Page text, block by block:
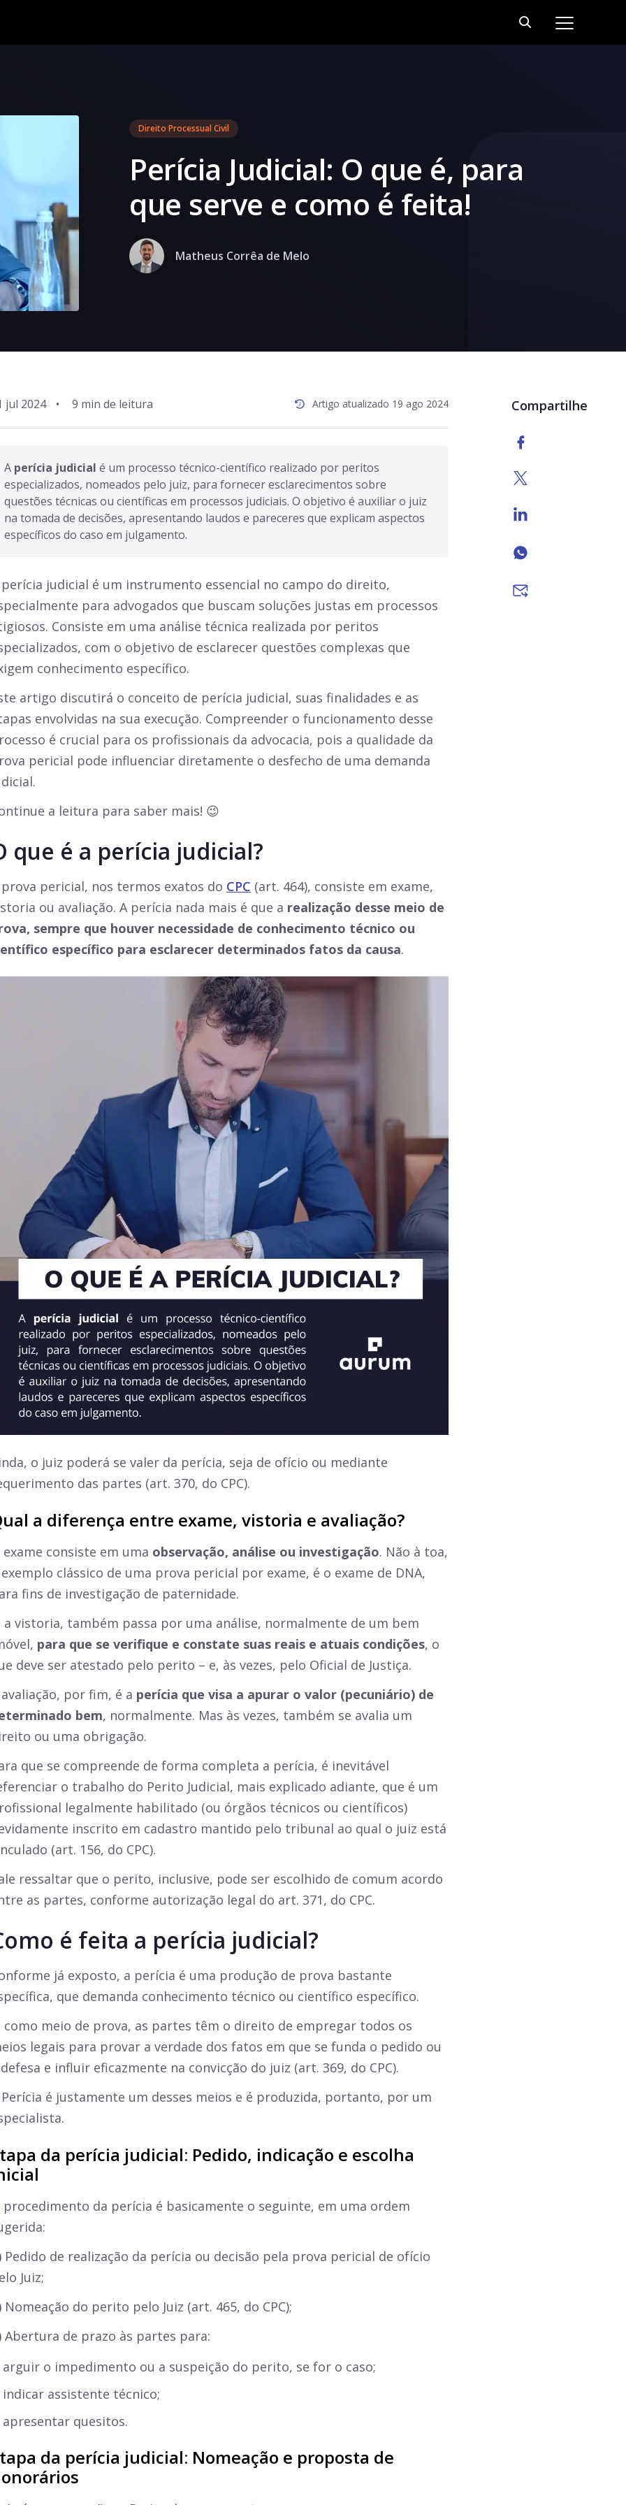
Direito Processual Civil
Perícia Judicial: O que é, para
que serve e como é feita!
Matheus Corrêa de Melo
jul 2024 • Artigo atualizado 19 ago 2024
A perícia judicial é um processo técnico-científico realizado por peritos
especializados, nomeados pelo juiz, para fornecer esclarecimentos sobre
questões técnicas ou científicas em processos judiciais. O objetivo é auxiliar o juiz
na tomada de decisões, apresentando laudos e pareceres que explicam aspectos
específicos do caso em julgamento.
perícia judicial é um instrumento essencial no campo do direito,
para advogados que buscam soluções justas em processos
Consiste em uma análise técnica realizada por peritos
com o objetivo de esclarecer questões complexas que
conhecimento específico.
artigo discutirá o conceito de perícia judicial, suas finalidades e as
envolvidas na sua execução. Compreender o funcionamento desse
é crucial para os profissionais da advocacia, pois a qualidade da
pericial pode influenciar diretamente o desfecho de uma demanda
a leitura para saber mais! 😉
que é a perícia judicial?
prova pericial, nos termos exatos do CPC (art. 464), consiste em exame,
ou avaliação. A perícia nada mais é que a realização desse meio de
sempre que houver necessidade de conhecimento técnico ou
específico para esclarecer determinados fatos da causa.
o juiz poderá se valer da perícia, seja de ofício ou mediante
das partes (art. 370, do CPC).
a diferença entre exame, vistoria e avaliação?
exame consiste em uma observação, análise ou investigação. Não à toa,
clássico de uma prova pericial por exame, é o exame de DNA,
fins de investigação de paternidade.
a vistoria, também passa por uma análise, normalmente de um bem
para que se verifique e constate suas reais e atuais condições, o
deve ser atestado pelo perito – e, às vezes, pelo Oficial de Justiça.
por fim, é a perícia que visa a apurar o valor (pecuniário) de
bem, normalmente. Mas às vezes, também se avalia um
ou uma obrigação.
que se compreende de forma completa a perícia, é inevitável
o trabalho do Perito Judicial, mais explicado adiante, que é um
legalmente habilitado (ou órgãos técnicos ou científicos)
inscrito em cadastro mantido pelo tribunal ao qual o juiz está
(art. 156, do CPC).
ressaltar que o perito, inclusive, pode ser escolhido de comum acordo
as partes, conforme autorização legal do art. 371, do CPC.
é feita a perícia judicial?
já exposto, a perícia é uma produção de prova bastante
que demanda conhecimento técnico ou científico específico.
como meio de prova, as partes têm o direito de empregar todos os
legais para provar a verdade dos fatos em que se funda o pedido ou
e influir eficazmente na convicção do juiz (art. 369, do CPC).
Perícia é justamente um desses meios e é produzida, portanto, por um
da perícia judicial: Pedido, indicação e escolha
procedimento da perícia é basicamente o seguinte, em uma ordem
Pedido de realização da perícia ou decisão pela prova pericial de ofício
Juiz;
Nomeação do perito pelo Juiz (art. 465, do CPC);
Abertura de prazo às partes para:
arguir o impedimento ou a suspeição do perito, se for o caso;
indicar assistente técnico;
apresentar quesitos.
da perícia judicial: Nomeação e proposta de
Compartilhe